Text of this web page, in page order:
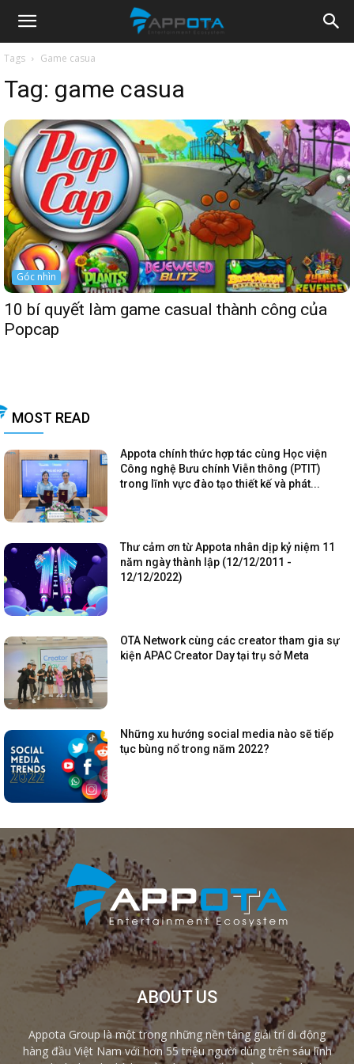
Appota
News
Tags Game casua
Tag: game casua
Góc nhìn
10 bí quyết làm game casual thành công của
Popcap
MOST READ
Appota chính thức hợp tác cùng Học viện
Công nghệ Bưu chính Viễn thông (PTIT)
trong lĩnh vực đào tạo thiết kế và phát...
Thư cảm ơn từ Appota nhân dịp kỷ niệm 11
năm ngày thành lập (12/12/2011 -
12/12/2022)
OTA Network cùng các creator tham gia sự
kiện APAC Creator Day tại trụ sở Meta
Những xu hướng social media nào sẽ tiếp
tục bùng nổ trong năm 2022?
ABOUT US
Appota Group là một trong những nền tảng giải trí di động
hàng đầu Việt Nam với hơn 55 triệu người dùng trên sáu lĩnh